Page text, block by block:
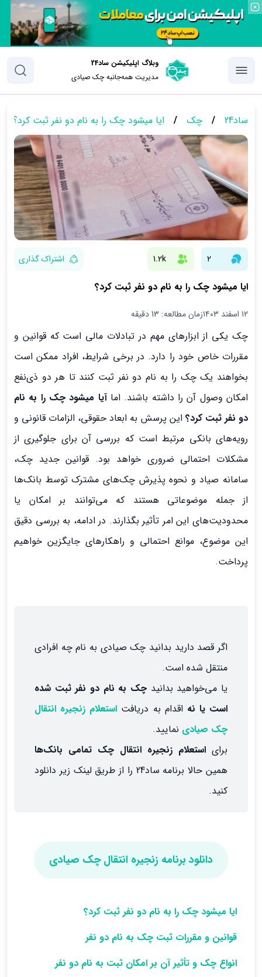
وبلاگ اپلیکیشن ساد24
مدیریت همه‌جانبه چک‌ صیادی
ساد24 / چک / ایا میشود چک را به نام دو نفر ثبت کرد؟
2
1.2k اشتراک گذاری
ایا میشود چک را به نام دو نفر ثبت کرد؟
۱۲ اسفند ۱۴۰۳ زمان مطالعه: 13 دقیقه
چک یکی از ابزارهای مهم در تبادلات مالی است که قوانین و
مقررات خاص خود را دارد. در برخی شرایط، افراد ممکن است
بخواهند یک چک را به نام دو نفر ثبت کنند تا هر دو ذی‌نفع
امکان وصول آن را داشته باشند. اماآیا میشود چک را به نام
دو نفر ثبت کرد؟ این پرسش به ابعاد حقوقی، الزامات قانونی و
رویه‌های بانکی مرتبط است که بررسی آن برای جلوگیری از
مشکلات احتمالی ضروری خواهد بود. قوانین جدید چک،
سامانه صیاد و نحوه پذیرش چک‌های مشترک توسط بانک‌ها
از جمله موضوعاتی هستند که می‌توانند بر امکان یا
محدودیت‌های این امر تأثیر بگذارند. در ادامه، به بررسی دقیق
این موضوع، موانع احتمالی و راهکارهای جایگزین خواهیم
پرداخت.
اگر قصد دارید بدانید چک صیادی به نام چه افرادی
منتقل شده است.
یا می‌خواهید بدانیدچک به نام دو نفر ثبت شده
است یا نه اقدام به دریافت استعلام زنجیره انتقال
چک صیادی نمایید.
برایاستعلام زنجیره انتقال چک تمامی بانک‌ها
همین حالا برنامه ساد24 را از طریق لینک زیر دانلود
کنید.
دانلود برنامه زنجیره انتقال چک صیادی
ایا میشود چک را به نام دو نفر ثبت کرد؟
قوانین و مقررات ثبت چک به نام دو نفر
انواع چک و تأثیر آن بر امکان ثبت به نام دو نفر